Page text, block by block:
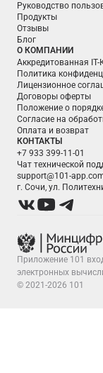
Руководство
Продукты
Отзывы
Блог
О КОМПАНИИ
Аккредитованная
Политика
Лицензионное
Договоры оферты
Положение о
Согласие на
Оплата и возврат
КОНТАКТЫ
+7 933 399-11-01
Чат технической
support@101-
г. Сочи, ул.
Приложение 101
электронных
© 2021-2026 101